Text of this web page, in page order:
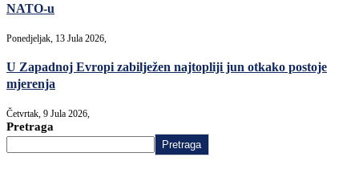
NATO-u
Ponedjeljak, 13 Jula 2026,
U Zapadnoj Evropi zabilježen najtopliji jun otkako postoje
mjerenja
Četvrtak, 9 Jula 2026,
Pretraga
Pretraga